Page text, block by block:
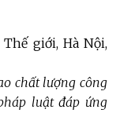
Thế giới, Hà Nội,
chất lượng công
luật đáp ứng